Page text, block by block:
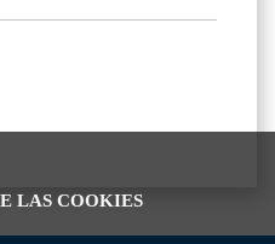
LAS COOKIES